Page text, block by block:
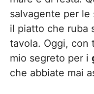
salvagente per le
il piatto che ruba
tavola. Oggi, con
mio segreto per i
che abbiate mai